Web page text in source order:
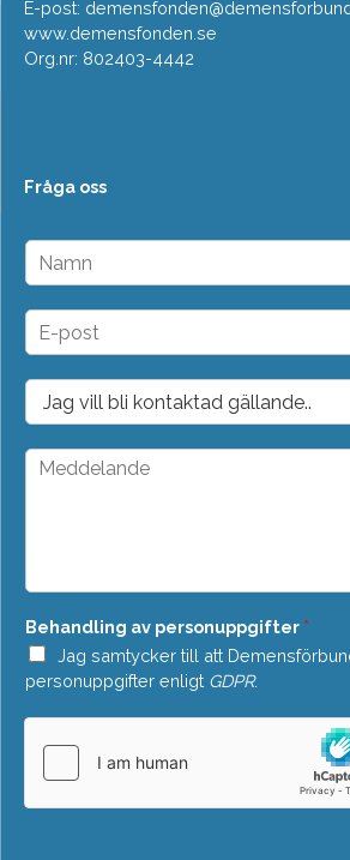
E-post:
www.demensfonden.se
Org.nr: 802403-4442
Fråga oss
N
m
n
E
p
o
t
*
D
o
p
M
a
d
e
*
Behandling av personuppgifter *
Jag samtycker till att
personuppgifter enligt GDPR.